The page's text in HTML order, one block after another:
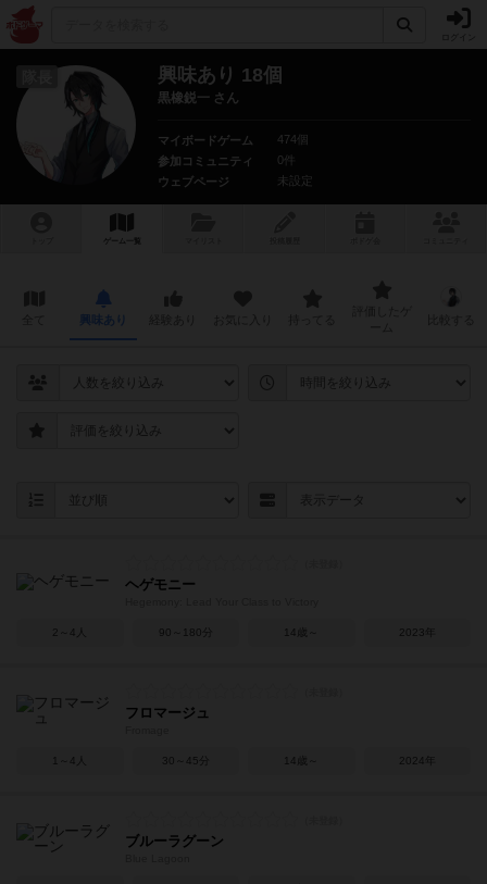
興味あり 18個
黒橡鋭一 さん
マイボードゲーム
474個
参加コミュニティ
0件
ウェブページ
未設定
ゲーム一覧
興味あり
ヘゲモニー
2～4人 90～180分 14歳～ 2023年
フロマージュ
1～4人 30～45分 14歳～ 2024年
ブルーラグーン